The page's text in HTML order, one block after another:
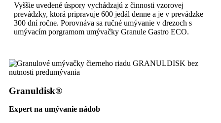
Vyššie uvedené úspory vychádzajú z činnosti vzorovej
prevádzky, ktorá pripravuje 600 jedál denne a je v prevádzke
300 dní ročne. Porovnáva sa ručné umývanie v drezoch s
umývacím porgramom umývačky Granule Gastro ECO.
Granuldisk®
Expert na umývanie nádob